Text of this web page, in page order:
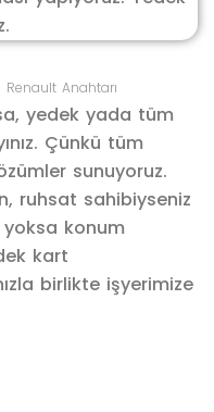
Renault Anahtarı
yedek yada tüm
Çünkü tüm
sunuyoruz.
ruhsat sahibiyseniz
yoksa konum
kart
birlikte işyerimize